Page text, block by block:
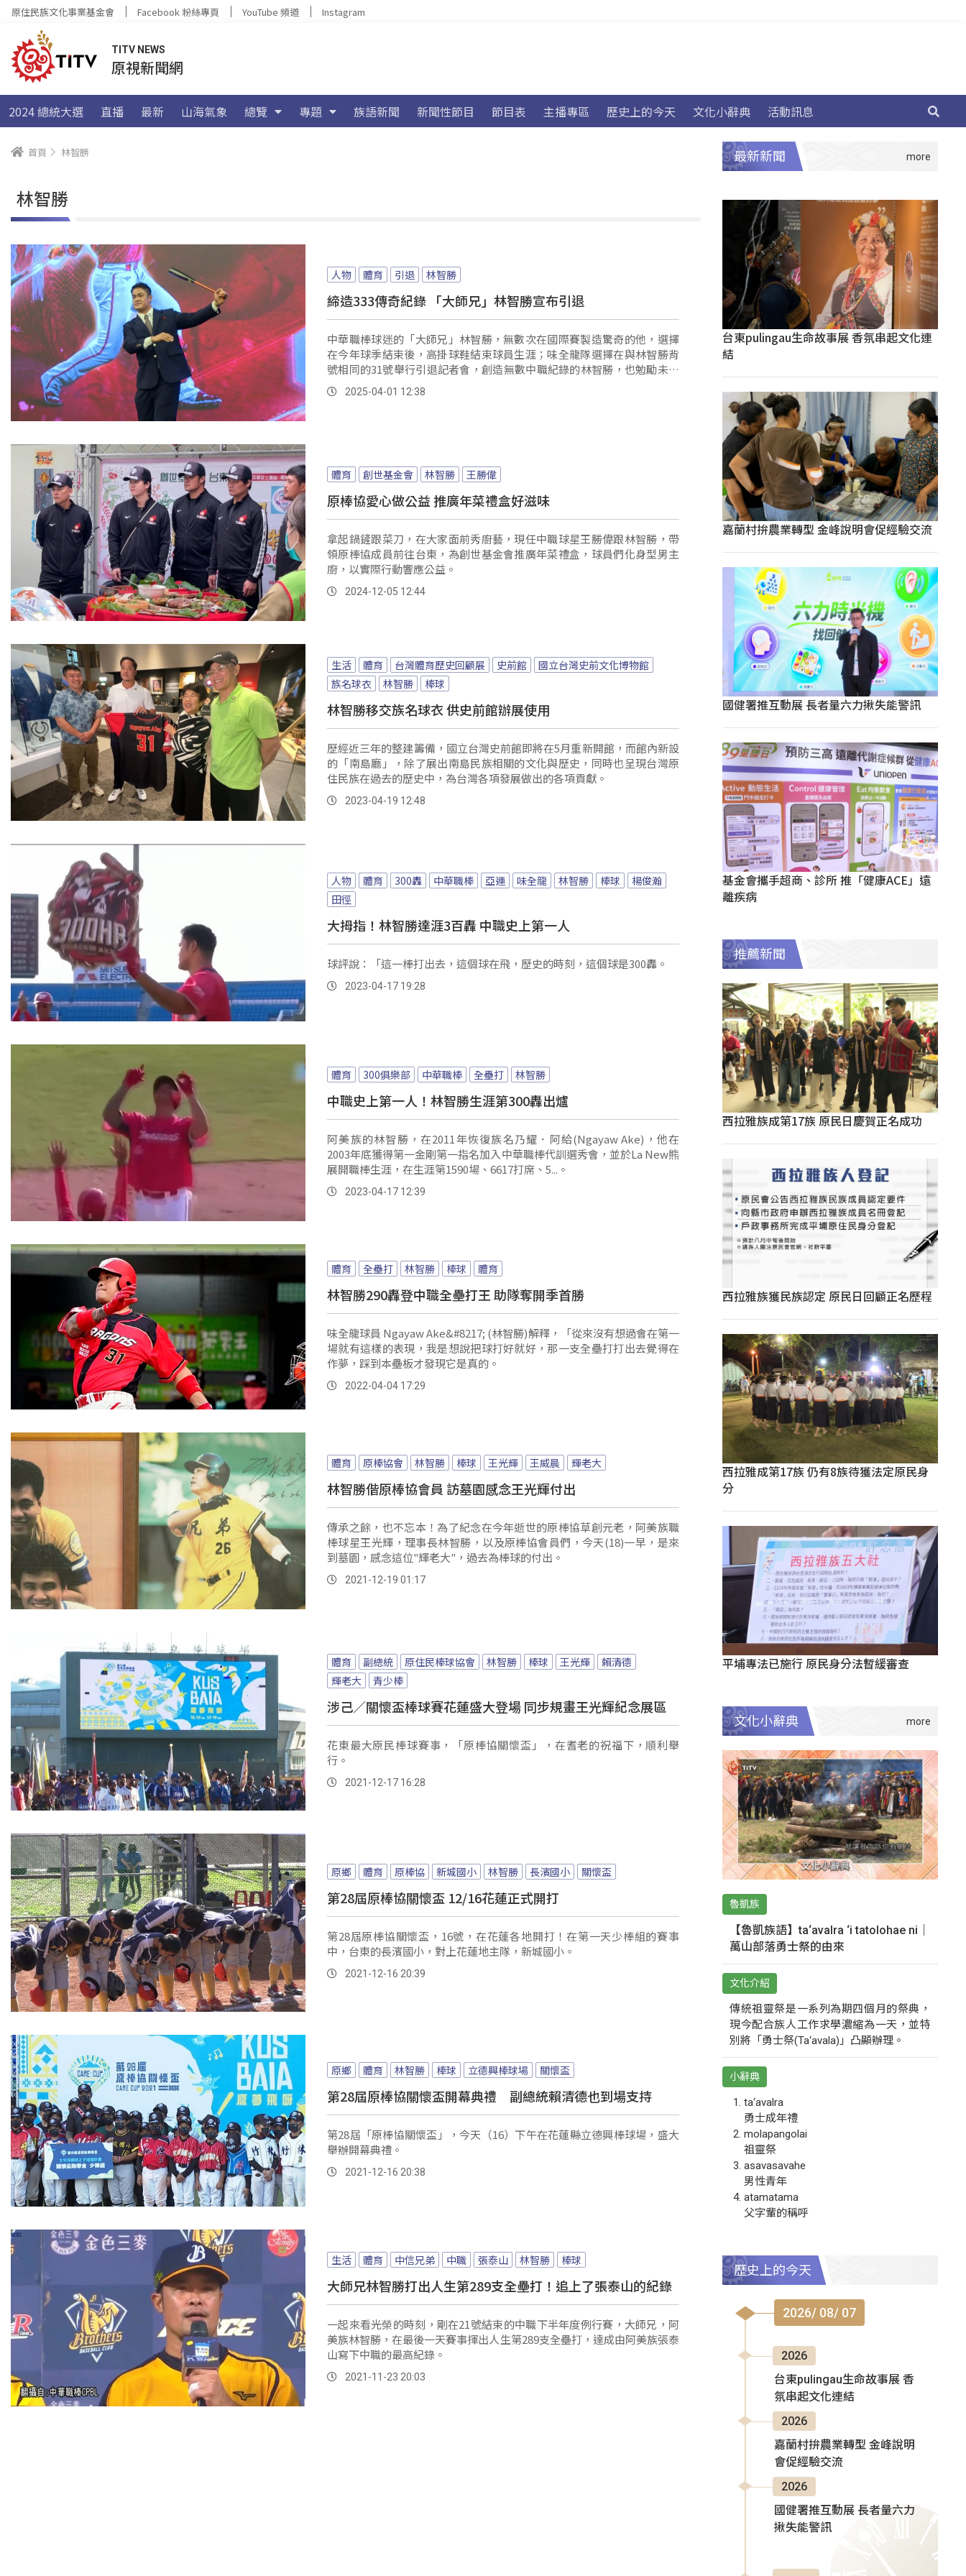
原住民族文化事業基金會 Facebook 粉絲專頁 YouTube 頻道 Instagram
TITV NEWS
原視新聞網
2024 總統大選 直播 最新 山海氣象 總覽 專題 族語新聞 新聞性節目 節目表 主播專區 歷史上的今天 文化小辭典 活動訊息
首頁 林智勝
林智勝
人物 體育 引退 林智勝
締造333傳奇紀錄 「大師兄」林智勝宣布引退
中華職棒球迷的「大師兄」林智勝，無數次在國際賽製造驚奇的他，選擇
在今年球季結束後，高掛球鞋結束球員生涯；味全龍隊選擇在與林智勝背
號相同的31號舉行引退記者會，創造無數中職紀錄的林智勝，也勉勵未來
的球員超越自己的成就。
2025-04-01 12:38
體育 創世基金會 林智勝 王勝偉
原棒協愛心做公益 推廣年菜禮盒好滋味
拿起鍋鏟跟菜刀，在大家面前秀廚藝，現任中職球星王勝偉跟林智勝，帶
領原棒協成員前往台東，為創世基金會推廣年菜禮盒，球員們化身型男主
廚，以實際行動響應公益。
2024-12-05 12:44
生活 體育 台灣體育歷史回顧展 史前館
國立台灣史前文化博物館
族名球衣
林智勝 棒球
林智勝移交族名球衣 供史前館辦展使用
歷經近三年的整建籌備，國立台灣史前館即將在5月重新開館，而館內新設
的「南島廳」，除了展出南島民族相關的文化與歷史，同時也呈現台灣原
住民族在過去的歷史中，為台灣各項發展做出的各項貢獻。
2023-04-19 12:48
人物 體育 300轟 中華職棒 亞運 味全龍 林智勝 棒球
楊俊瀚
田徑
大拇指！林智勝達涯3百轟 中職史上第一人
球評說：「這一棒打出去，這個球在飛，歷史的時刻，這個球是300轟。
2023-04-17 19:28
體育 300俱樂部 中華職棒 全壘打 林智勝
中職史上第一人！林智勝生涯第300轟出爐
阿美族的林智勝，在2011年恢復族名乃耀．阿給(Ngayaw Ake)，他在
2003年底獲得第一金剛第一指名加入中華職棒代訓選秀會，並於La New熊
展開職棒生涯，在生涯第1590場、6617打席、5...。
2023-04-17 12:39
體育 全壘打 林智勝 棒球 體育
林智勝290轟登中職全壘打王 助隊奪開季首勝
味全龍球員 Ngayaw Ake&#8217; (林智勝)解釋，「從來沒有想過會在第一
場就有這樣的表現，我是想說把球打好就好，那一支全壘打打出去覺得在
作夢，踩到本壘板才發現它是真的。
2022-04-04 17:29
體育 原棒協會 林智勝 棒球 王光輝 王威晨 輝老大
林智勝偕原棒協會員 訪墓園感念王光輝付出
傳承之餘，也不忘本！為了紀念在今年逝世的原棒協草創元老，阿美族職
棒球星王光輝，理事長林智勝，以及原棒協會員們，今天(18)一早，是來
到墓園，感念這位"輝老大"，過去為棒球的付出。
2021-12-19 01:17
體育 副總統 原住民棒球協會 林智勝 棒球 王光輝
賴清德
輝老大
青少棒
涉己／關懷盃棒球賽花蓮盛大登場 同步規畫王光輝紀念展區
花東最大原民棒球賽事，「原棒協關懷盃」，在耆老的祝福下，順利舉
行。
2021-12-17 16:28
原鄉 體育 原棒協 新城國小 林智勝 長濱國小 關懷盃
第28屆原棒協關懷盃 12/16花蓮正式開打
第28屆原棒協關懷盃，16號，在花蓮各地開打！在第一天少棒組的賽事
中，台東的長濱國小，對上花蓮地主隊，新城國小。
2021-12-16 20:39
原鄉 體育 林智勝 棒球 立德興棒球場 關懷盃
第28屆原棒協關懷盃開幕典禮 副總統賴清德也到場支持
第28屆「原棒協關懷盃」，今天（16）下午在花蓮縣立德興棒球場，盛大
舉辦開幕典禮。
2021-12-16 20:38
生活 體育 中信兄弟 中職 張泰山 林智勝 棒球
大師兄林智勝打出人生第289支全壘打！追上了張泰山的紀錄
一起來看光榮的時刻，剛在21號結束的中職下半年度例行賽，大師兄，阿
美族林智勝，在最後一天賽事揮出人生第289支全壘打，達成由阿美族張泰
山寫下中職的最高紀錄。
2021-11-23 20:03
最新新聞
台東pulingau生命故事展 香氛串起文化連
結
嘉蘭村拚農業轉型 金峰說明會促經驗交流
國健署推互動展 長者量六力揪失能警訊
基金會攜手超商、診所 推「健康ACE」遠
離疾病
推薦新聞
西拉雅族成第17族 原民日慶賀正名成功
西拉雅族獲民族認定 原民日回顧正名歷程
西拉雅成第17族 仍有8族待獲法定原民身
分
平埔專法已施行 原民身分法暫緩審查
文化小辭典
魯凱族
【魯凱族語】ta‘avalra ‘i tatolohae ni｜
萬山部落勇士祭的由來
文化介紹
傳統祖靈祭是一系列為期四個月的祭典，
現今配合族人工作求學濃縮為一天，並特
別將「勇士祭(Ta‘avala)」凸顯辦理。
小辭典
ta‘avalra
勇士成年禮
molapangolai
祖靈祭
asavasavahe
男性青年
atamatama
父字輩的稱呼
歷史上的今天
2026/ 08/ 07
2026
台東pulingau生命故事展 香
氛串起文化連結
2026
嘉蘭村拚農業轉型 金峰說明
會促經驗交流
2026
國健署推互動展 長者量六力
揪失能警訊